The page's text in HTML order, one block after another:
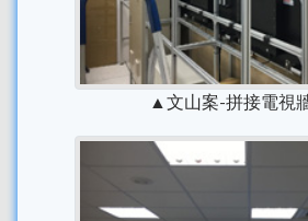
▲文山案-拼接電視